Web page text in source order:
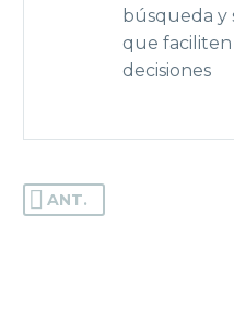
búsqueda y
que
decisiones
ANT.